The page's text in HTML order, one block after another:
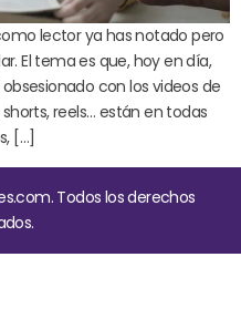
lector ya has notado pero
El tema es que, hoy en día,
con los videos de
reels… están en todas
[…]
Todos los derechos